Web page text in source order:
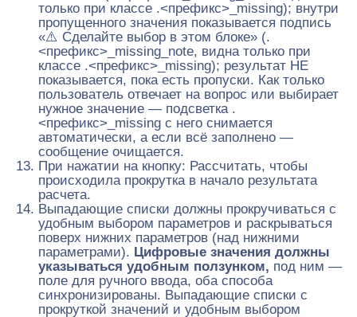
только при классе .<префикс>_missing); внутри
пропущенного значения показывается подпись
«⚠️ Сделайте выбор в этом блоке» (.
<префикс>_missing_note, видна только при
классе .<префикс>_missing); результат НЕ
показывается, пока есть пропуски. Как только
пользователь отвечает на вопрос или выбирает
нужное значение — подсветка .
<префикс>_missing с него снимается
автоматически, а если всё заполнено —
сообщение очищается.
При нажатии на кнопку: Рассчитать, чтобы
происходила прокрутка в начало результата
расчета.
Выпадающие списки должны прокручиваться с
удобным выбором параметров и раскрываться
поверх нижних параметров (над нижними
параметрами). Цифровые значения должны
указываться удобным ползунком, под ним —
поле для ручного ввода, оба способа
синхронизированы. Выпадающие списки с
прокруткой значений и удобным выбором